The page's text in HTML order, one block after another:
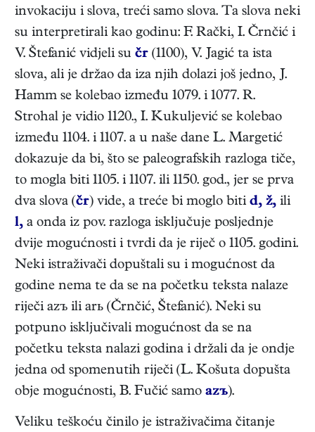
invokaciju i slova, treći samo slova. Ta slova neki
su interpretirali kao godinu: F. Rački, I. Črnčić i
V. Štefanić vidjeli su čr (1100), V. Jagić ta ista
slova, ali je držao da iza njih dolazi još jedno, J.
Hamm se kolebao između 1079. i 1077. R.
Strohal je vidio 1120., I. Kukuljević se kolebao
između 1104. i 1107. a u naše dane L. Margetić
dokazuje da bi, što se paleografskih razloga tiče,
to mogla biti 1105. i 1107. ili 1150. god., jer se prva
dva slova (čr) vide, a treće bi moglo biti d, ž, ili
l, a onda iz pov. razloga isključuje posljednje
dvije mogućnosti i tvrdi da je riječ o 1105. godini.
Neki istraživači dopuštali su i mogućnost da
godine nema te da se na početku teksta nalaze
riječi azъ ili arь (Črnčić, Štefanić). Neki su
potpuno isključivali mogućnost da se na
početku teksta nalazi godina i držali da je ondje
jedna od spomenutih riječi (L. Košuta dopušta
obje mogućnosti, B. Fučić samo azъ).
Veliku teškoću činilo je istraživačima čitanje